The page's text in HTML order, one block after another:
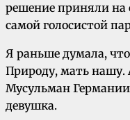
решение приняли на
самой голосистой
Я раньше думала,
Природу, мать нашу.
Мусульман
девушка.